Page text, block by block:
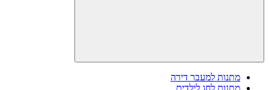
מתנות למעבר דירה
מתנות לחג לילדים